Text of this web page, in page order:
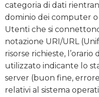
categoria di dati
dominio dei computer
Utenti che si
notazione URI/URL
risorse richieste,
utilizzato indicante lo
server (buon fine,
relativi al sistema